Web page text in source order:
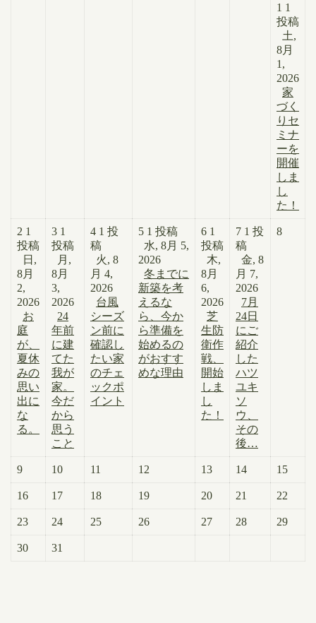
1 1
投稿
土,
8月
1,
2026
家
づく
りセ
ミナ
ーを
開催
しま
し
た！
2 1
投稿
日,
8月
2,
2026
お
庭
が、
夏休
みの
思い
出に
な
る。
3 1
投稿
月,
8月
3,
2026
24
年前
に建
てた
我が
家。
今だ
から
思う
こと
4 1 投
稿
火, 8
月 4,
2026
台風
シーズ
ン前に
確認し
たい家
のチェ
ックポ
イント
5 1 投稿
水, 8月 5,
2026
冬までに
新築を考
えるな
ら、今か
ら準備を
始めるの
がおすす
めな理由
6 1
投稿
木,
8月
6,
2026
芝
生防
衛作
戦、
開始
しま
し
た！
7 1 投
稿
金, 8
月 7,
2026
7月
24日
にご
紹介
した
ハツ
ユキ
ソ
ウ、
その
後…
8
9 10 11 12 13 14 15
16 17 18 19 20 21 22
23 24 25 26 27 28 29
30 31